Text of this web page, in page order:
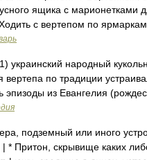
ящика с марионетками
с вертепом по
народный
вертепа по традиции
эпизоды из Евангелия
подземный или иного
* Притон, скрывище каких